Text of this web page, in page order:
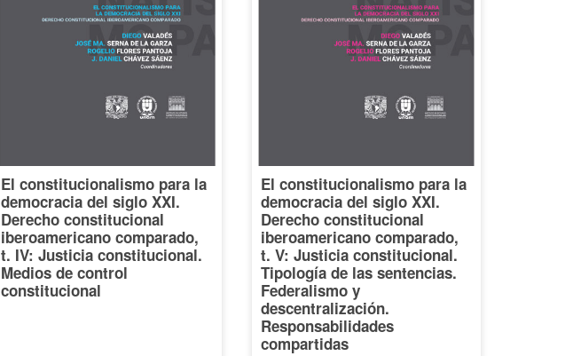
El constitucionalismo para la
democracia del siglo XXI.
Derecho constitucional
iberoamericano comparado,
t. IV: Justicia constitucional.
Medios de control
constitucional
El constitucionalismo para la
democracia del siglo XXI.
Derecho constitucional
iberoamericano comparado,
t. V: Justicia constitucional.
Tipología de las sentencias.
Federalismo y
descentralización.
Responsabilidades
compartidas